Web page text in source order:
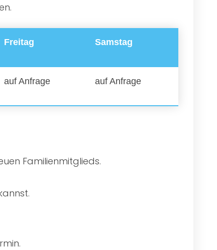
Freitag Samstag
auf Anfrage auf Anfrage
Familienmitglieds.